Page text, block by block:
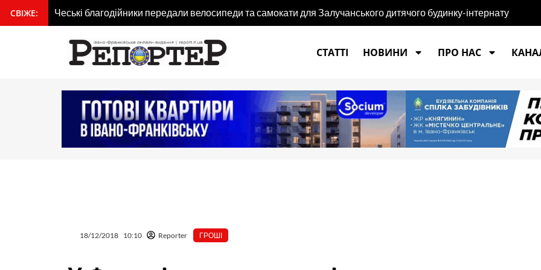
вмісту
СВІЖЕ: Чеські благодійники передали велосипеди та самокати для Залучанського дитячого будинку-інтернату
СТАТТІ
НОВИНИ ПРО НАС
18/12/2018 10:10 Reporter ГРОШІ